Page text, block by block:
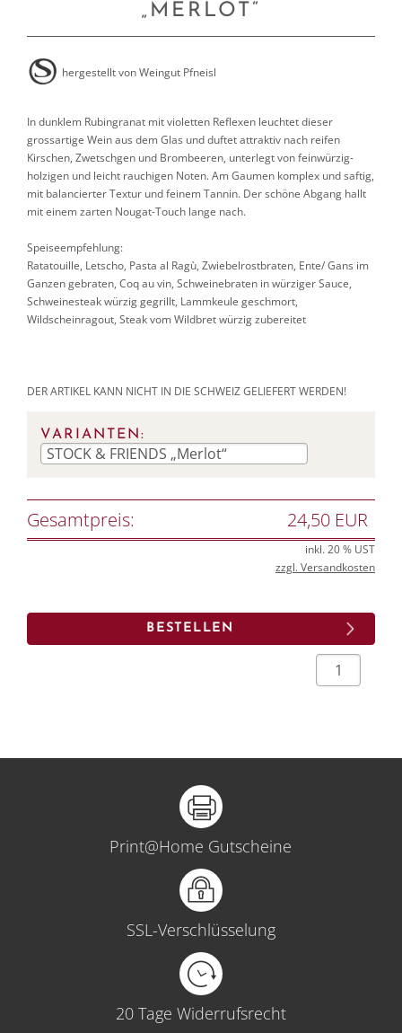
„MERLOT“
hergestellt vonWeingut Pfneisl
In dunklem Rubingranat mit violetten Reflexen leuchtet dieser
grossartige Wein aus dem Glas und duftet attraktiv nach reifen
Kirschen, Zwetschgen und Brombeeren, unterlegt von feinwürzig-
holzigen und leicht rauchigen Noten. Am Gaumen komplex und saftig,
mit balancierter Textur und feinem Tannin. Der schöne Abgang hallt
mit einem zarten Nougat-Touch lange nach.
Speiseempfehlung:
Ratatouille, Letscho, Pasta al Ragù, Zwiebelrostbraten, Ente/ Gans im
Ganzen gebraten, Coq au vin, Schweinebraten in würziger Sauce,
Schweinesteak würzig gegrillt, Lammkeule geschmort,
Wildscheinragout, Steak vom Wildbret würzig zubereitet
DER ARTIKEL KANN NICHT IN DIE SCHWEIZ GELIEFERT WERDEN!
VARIANTEN:
Gesamtpreis: 24,50 EUR
inkl. 20 % UST
zzgl. Versandkosten
Print@Home Gutscheine
SSL-Verschlüsselung
20 Tage Widerrufsrecht